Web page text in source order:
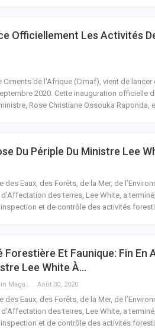
Officiellement Les Activités
Ciments de l'Afrique (Cimaf), vient de
2020. Cette inauguration officielle
Rose Christiane Ossouka Raponda,
Du Périple Du Ministre Lee
des Eaux, des Forêts, de la Mer, de
d’Affectation des terres, Lee White, a
et de contrôle des activités
Et Faunique: Fin En
Lee White À…
Guy Germain Maganga Nziengui Août 30, 2020
des Eaux, des Forêts, de la Mer, de
d’Affectation des terres, Lee White, a
et de contrôle des activités